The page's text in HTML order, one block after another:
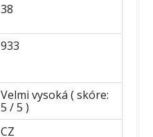
38
933
Velmi vysoká ( skóre:
5 / 5 )
CZ